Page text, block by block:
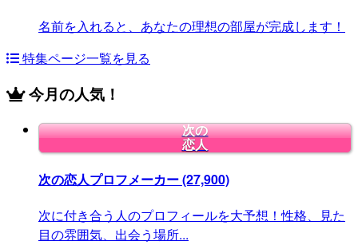
名前を入れると、あなたの理想の部屋が完成します！
特集ページ一覧を見る
今月の人気！
次の
恋人
次の恋人プロフメーカー(27,900)
次に付き合う人のプロフィールを大予想！性格、見た
目の雰囲気、出会う場所...